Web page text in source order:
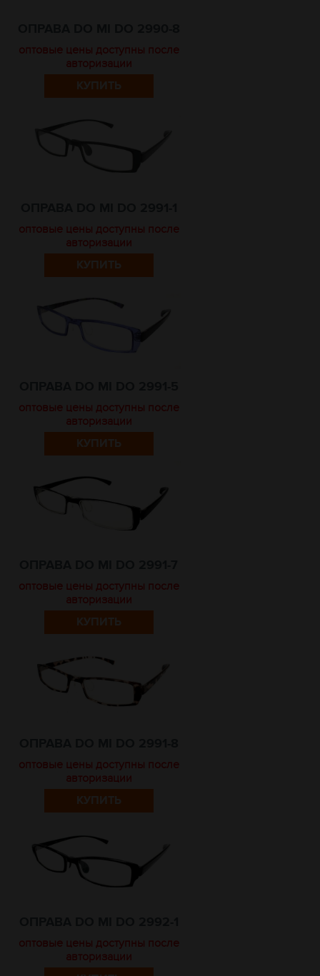
оптовые цены доступны после
авторизации
КУПИТЬ
оптовые цены доступны после
авторизации
КУПИТЬ
оптовые цены доступны после
авторизации
КУПИТЬ
оптовые цены доступны после
авторизации
КУПИТЬ
оптовые цены доступны после
авторизации
КУПИТЬ
оптовые цены доступны после
авторизации